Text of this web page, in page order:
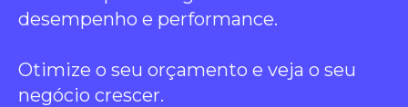
desempenho e performance.
Otimize o seu orçamento e veja o seu
negócio crescer.